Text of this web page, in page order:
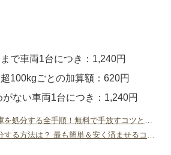
で車両1台につき：1,240円
100kgごとの加算額：620円
ない車両1台につき：1,240円